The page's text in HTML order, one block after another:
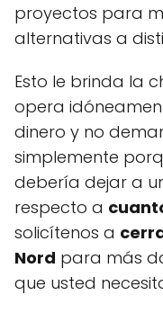
proyectos para
alternativas a
Esto le brinda la
opera
dinero y no
simplemente
debería dejar a
respecto a
solicítenos a
Nord para más
que usted